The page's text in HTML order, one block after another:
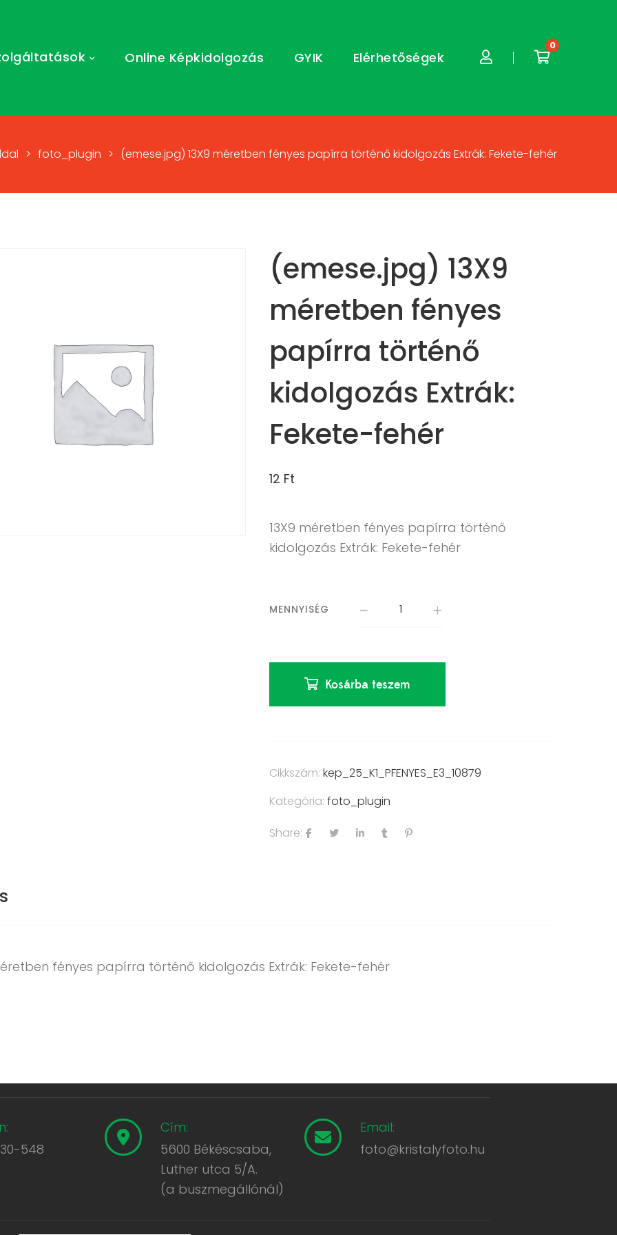
Online Képkidolgozás GYIK Elérhetőségek
0
> foto_plugin > (emese.jpg) 13X9 méretben fényes papírra történő kidolgozás Extrák: Fekete-fehér
(emese.jpg) 13X9
méretben fényes
papírra történő
kidolgozás Extrák:
Fekete-fehér
12 Ft
13X9 méretben fényes papírra történő
kidolgozás Extrák: Fekete-fehér
MENNYISÉG
Kosárba teszem
Cikkszám:kep_25_K1_PFENYES_E3_10879
Kategória:foto_plugin
Share:
fényes papírra történő kidolgozás Extrák: Fekete-fehér
548
Cím:
5600 Békéscsaba,
Luther utca 5/A.
(a buszmegállónál)
Email:
foto@kristalyfoto.hu